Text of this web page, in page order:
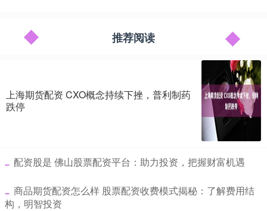
推荐阅读
上海期货配资 CXO概念持续下挫，普利制药
跌停
​配资股是 佛山股票配资平台：助力投资，把握财富机遇
​商品期货配资怎么样 股票配资收费模式揭秘：了解费用结
构，明智投资